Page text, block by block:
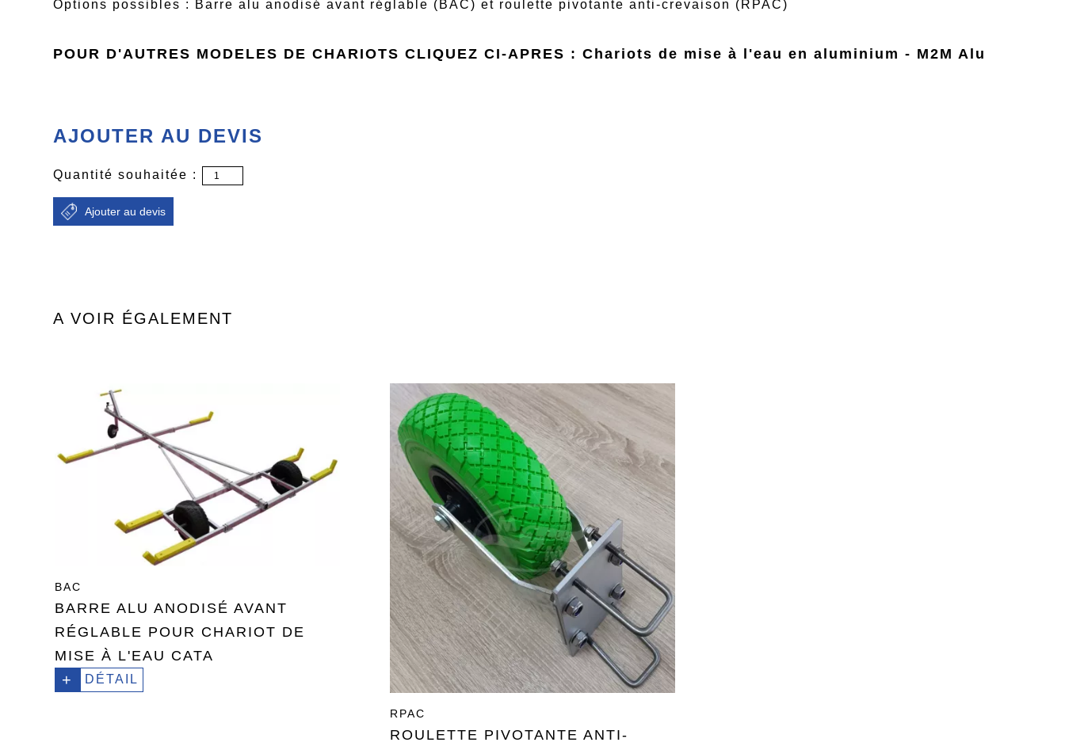
Options possibles : Barre alu anodisé avant réglable (BAC) et roulette pivotante anti-crevaison (RPAC)
POUR D'AUTRES MODELES DE CHARIOTS CLIQUEZ CI-APRES :Chariots de mise à l'eau en aluminium - M2M Alu
AJOUTER AU DEVIS
Quantité souhaitée :
A VOIR ÉGALEMENT
BAC
BARRE ALU ANODISÉ AVANT
RÉGLABLE POUR CHARIOT DE
MISE À L'EAU CATA
+ DÉTAIL
RPAC
ROULETTE PIVOTANTE ANTI-